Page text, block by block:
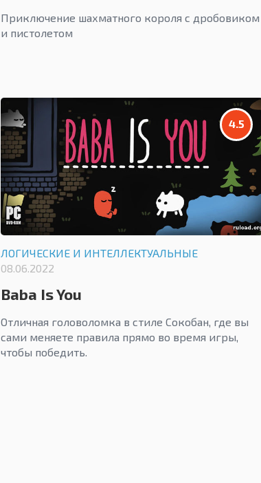
Приключение шахматного короля с дробовиком
и пистолетом
4.5
ЛОГИЧЕСКИЕ И ИНТЕЛЛЕКТУАЛЬНЫЕ
08.06.2022
Baba Is You
Отличная головоломка в стиле Сокобан, где вы
сами меняете правила прямо во время игры,
чтобы победить.